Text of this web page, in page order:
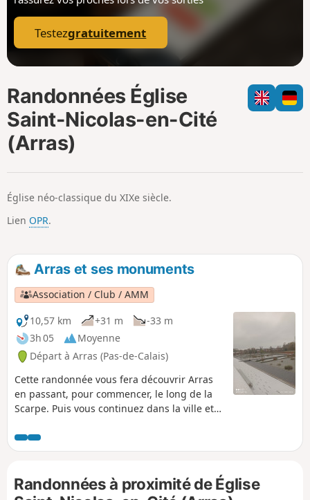
p
Testezgratuitement
Randonnées Église
Saint-Nicolas-en-Cité
(Arras)
Église néo-classique du XIXe siècle.
Lien OPR.
Arras et ses monuments
Association / Club / AMM
10,57 km
+31 m
-33 m
3h 05
Moyenne
Départ à Arras (Pas-de-Calais)
Cette randonnée vous fera découvrir Arras
en passant, pour commencer, le long de la
Scarpe. Puis vous continuez dans la ville et
mur des fusillés son beffroi et sa grande
place.
Randonnées à proximité de Église